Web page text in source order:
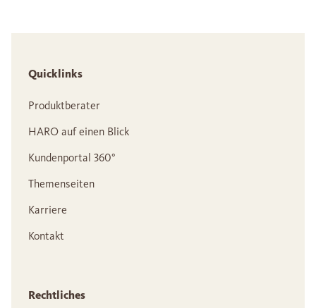
Quicklinks
Produktberater
HARO auf einen Blick
Kundenportal 360°
Themenseiten
Karriere
Kontakt
Rechtliches